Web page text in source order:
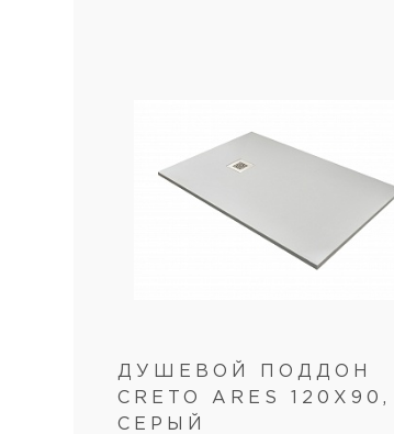
ДУШЕВОЙ ПОДДОН
CRETO ARES 120X90,
СЕРЫЙ